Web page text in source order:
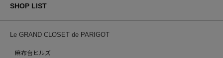
SHOP LIST
Le GRAND CLOSET de PARIGOT
麻布台ヒルズ